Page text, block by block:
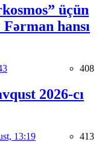
üçün
hansı
408
2026-cı
13:19 413